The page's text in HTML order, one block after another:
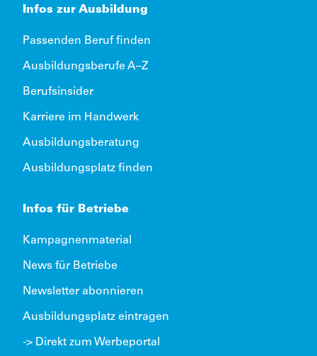
Infos zur Ausbildung
Passenden Beruf finden
Ausbildungsberufe A–Z
Berufsinsider
Karriere im Handwerk
Ausbildungsberatung
Ausbildungsplatz finden
Infos für Betriebe
Kampagnenmaterial
News für Betriebe
Newsletter abonnieren
Ausbildungsplatz eintragen
-> Direkt zum Werbeportal